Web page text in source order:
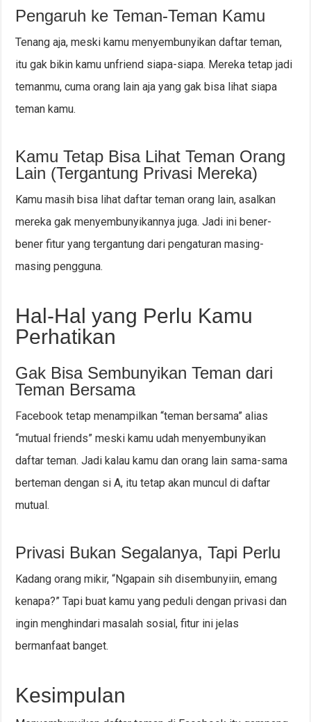
Pengaruh ke Teman-Teman Kamu
Tenang aja, meski kamu menyembunyikan daftar teman,
itu gak bikin kamu unfriend siapa-siapa. Mereka tetap jadi
temanmu, cuma orang lain aja yang gak bisa lihat siapa
teman kamu.
Kamu Tetap Bisa Lihat Teman Orang
Lain (Tergantung Privasi Mereka)
Kamu masih bisa lihat daftar teman orang lain, asalkan
mereka gak menyembunyikannya juga. Jadi ini bener-
bener fitur yang tergantung dari pengaturan masing-
masing pengguna.
Hal-Hal yang Perlu Kamu
Perhatikan
Gak Bisa Sembunyikan Teman dari
Teman Bersama
Facebook tetap menampilkan “teman bersama” alias
“mutual friends” meski kamu udah menyembunyikan
daftar teman. Jadi kalau kamu dan orang lain sama-sama
berteman dengan si A, itu tetap akan muncul di daftar
mutual.
Privasi Bukan Segalanya, Tapi Perlu
Kadang orang mikir, “Ngapain sih disembunyiin, emang
kenapa?” Tapi buat kamu yang peduli dengan privasi dan
ingin menghindari masalah sosial, fitur ini jelas
bermanfaat banget.
Kesimpulan